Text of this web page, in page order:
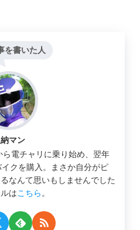
を書いた人
マン
電チャリに乗り始め、翌年
クを購入。まさか自分がピ
なんて思いもしませんでした
はこちら 。